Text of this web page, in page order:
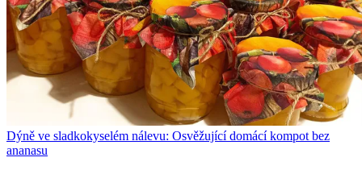
Dýně ve sladkokyselém nálevu: Osvěžující domácí kompot bez
ananasu